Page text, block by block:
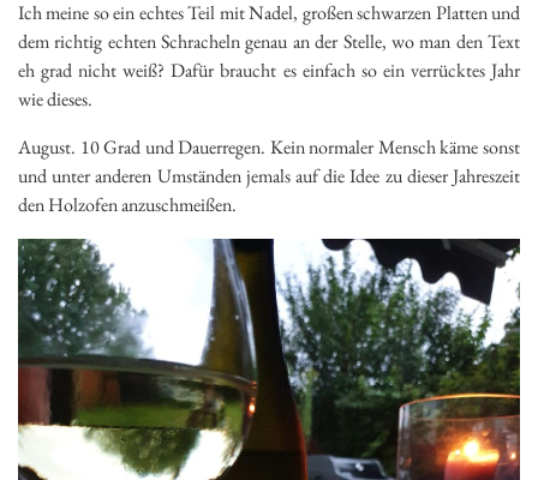
Ich meine so ein echtes Teil mit Nadel, großen schwarzen Platten und
dem richtig echten Schracheln genau an der Stelle, wo man den Text
eh grad nicht weiß? Dafür braucht es einfach so ein verrücktes Jahr
wie dieses.
August. 10 Grad und Dauerregen. Kein normaler Mensch käme sonst
und unter anderen Umständen jemals auf die Idee zu dieser Jahreszeit
den Holzofen anzuschmeißen.